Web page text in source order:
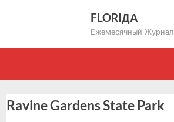
FLORIДА
Ежемесячный Журнал
Ravine Gardens State Park